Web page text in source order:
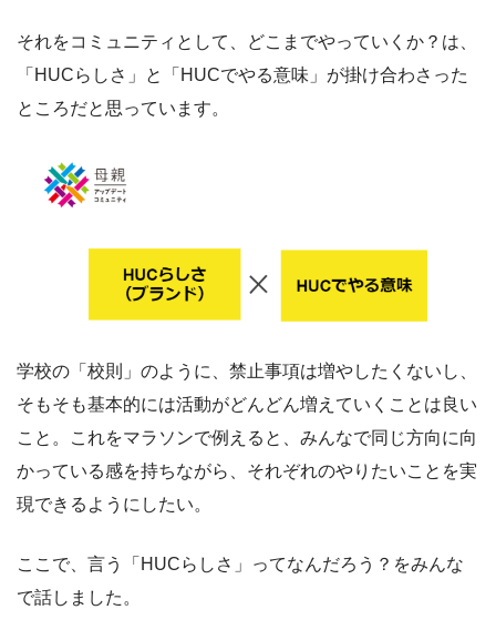
それをコミュニティとして、どこまでやっていくか？は、
「HUCらしさ」と「HUCでやる意味」が掛け合わさった
ところだと思っています。
学校の「校則」のように、禁止事項は増やしたくないし、
そもそも基本的には活動がどんどん増えていくことは良い
こと。これをマラソンで例えると、みんなで同じ方向に向
かっている感を持ちながら、それぞれのやりたいことを実
現できるようにしたい。
ここで、言う「HUCらしさ」ってなんだろう？をみんな
で話しました。